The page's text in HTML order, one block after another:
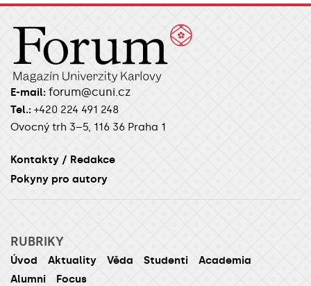
E-mail: forum@cuni.cz
Tel.: +420 224 491 248
Ovocný trh 3–5, 116 36 Praha 1
Kontakty / Redakce
Pokyny pro autory
RUBRIKY
Úvod Aktuality Věda Studenti
Academia
Alumni
Focus